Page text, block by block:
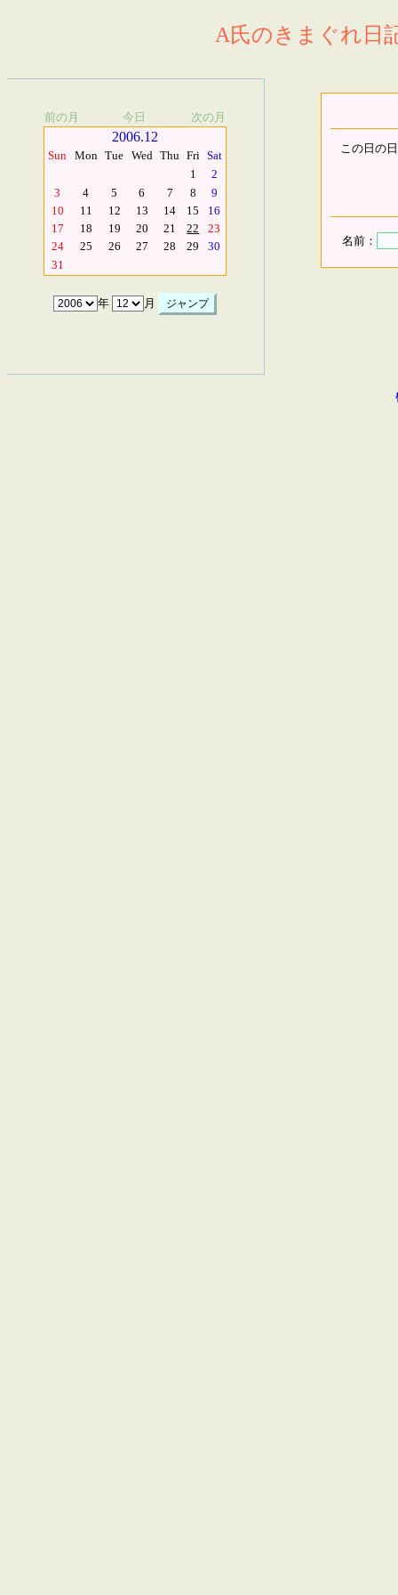
A氏のきまぐれ日
前の月 今日 次の月
2006.12
Sun Mon Tue Wed Thu Fri Sat
1
2
3
4 5 6 7 8
9
10
11 12 13 14 15
16
17
18 19 20 21 22
23
24
25 26 27 28 29
30
31
年 月
この日の
名前：